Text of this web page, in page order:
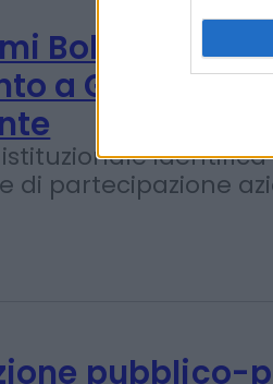
Bollini Cnel:
a Generali,
identifica